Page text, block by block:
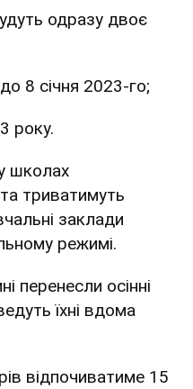
одразу двоє
8 січня 2023-го;
року.
школах
триватимуть
заклади
режимі.
перенесли осінні
їхні вдома
відпочиватиме 15